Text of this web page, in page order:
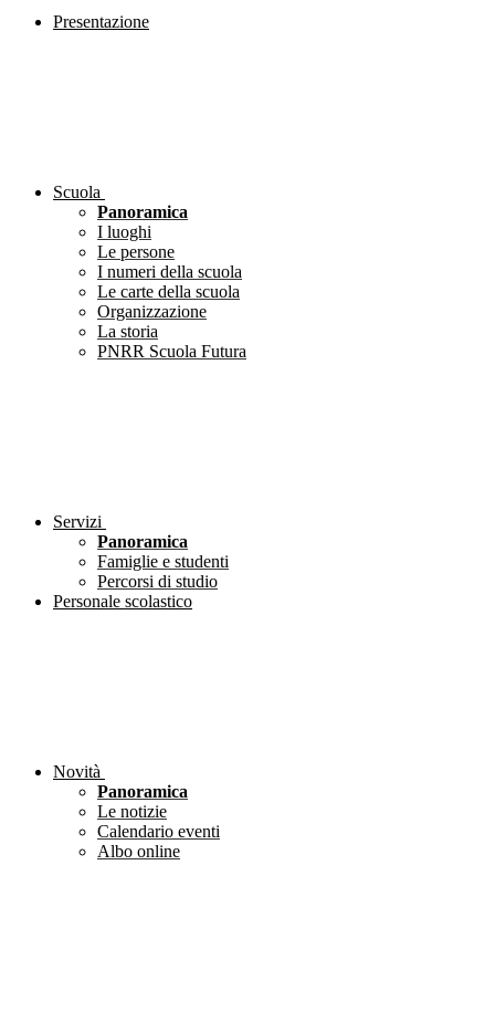
Presentazione
Scuola
Panoramica
I luoghi
Le persone
I numeri della scuola
Le carte della scuola
Organizzazione
La storia
PNRR Scuola Futura
Servizi
Panoramica
Famiglie e studenti
Percorsi di studio
Personale scolastico
Novità
Panoramica
Le notizie
Calendario eventi
Albo online